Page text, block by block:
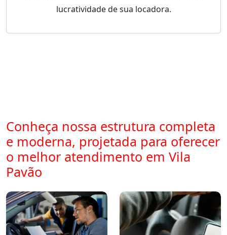
lucratividade de sua locadora.
Conheça nossa estrutura completa
e moderna, projetada para oferecer
o melhor atendimento em Vila
Pavão